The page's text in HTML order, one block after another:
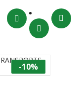
-10%